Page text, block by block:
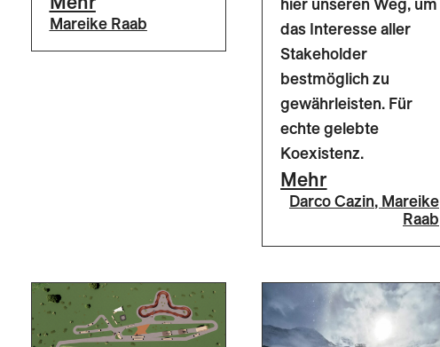
Mareike Raab
hier unseren Weg, um
das Interesse aller
Stakeholder
bestmöglich zu
gewährleisten. Für
echte gelebte
Koexistenz.
Mehr
Darco Cazin, Mareike
Raab